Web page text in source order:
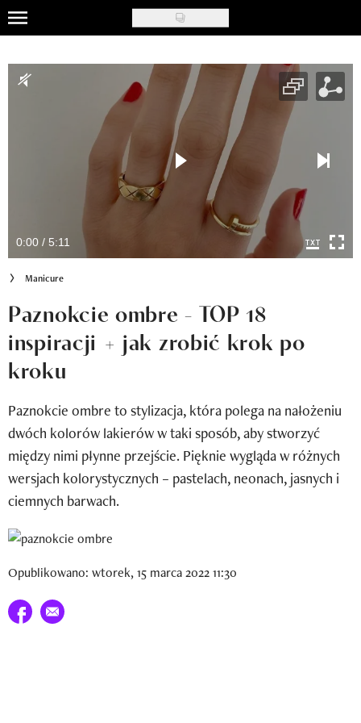
Skip
to
main
content
Moda
Newsy
Newsletter
Wizaz Summer Influ School
0:00 / 5:11
Manicure
Paznokcie ombre - TOP 18
inspiracji + jak zrobić krok po
kroku
Paznokcie ombre to stylizacja, która polega na nałożeniu
dwóch kolorów lakierów w taki sposób, aby stworzyć
między nimi płynne przejście. Pięknie wygląda w różnych
wersjach kolorystycznych – pastelach, neonach, jasnych i
ciemnych barwach.
Opublikowano: wtorek, 15 marca 2022 11:30
Udostępnij na facebook
E-mail do przyjaciela